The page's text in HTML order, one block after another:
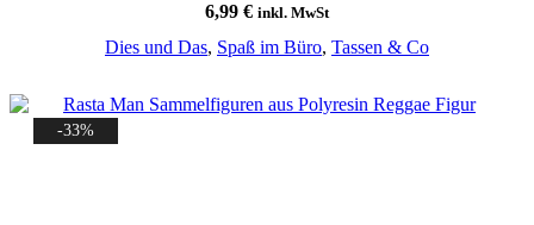
6,99 € inkl. MwSt
Dies und Das, Spaß im Büro, Tassen & Co
-33%